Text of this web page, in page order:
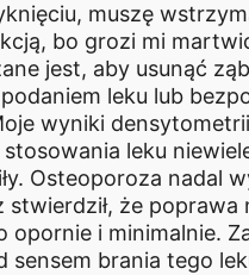
muszę
bo grozi mi
jest, aby usunąć
leku lub
wyniki
leku
Osteoporoza nadal
stwierdził, że poprawa
opornie i minimalnie.
sensem brania tego